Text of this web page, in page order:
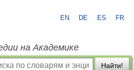
EN DE ES FR
на Академике
Найти!